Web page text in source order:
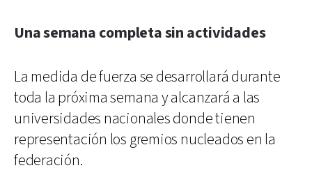
Una semana completa sin actividades
La medida de fuerza se desarrollará durante
toda la próxima semana y alcanzará a las
universidades nacionales donde tienen
representación los gremios nucleados en la
federación.